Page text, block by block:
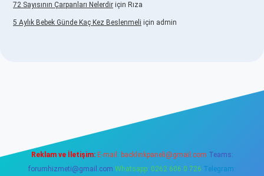
72 Sayısının Çarpanları Nelerdir için Rıza
5 Aylık Bebek Günde Kaç Kez Beslenmeli için admin
Reklam ve İletişim: E-mail: backlinkpaneli@gmail.com Teams:
forumhizmeti@gmail.com Whatsapp: 0262 606 0 726 Telegram: